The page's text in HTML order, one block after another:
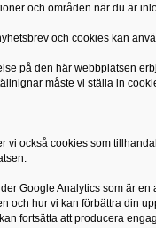
och områden när du är
och cookies kan
på den här webbplatsen
måste vi ställa in
vi också cookies som
Google Analytics som är
och hur vi kan förbättra din
fortsätta att producera